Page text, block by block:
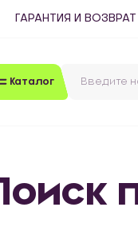
ГАРАНТИЯ И ВОЗВРАТ
Каталог